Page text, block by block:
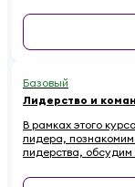
репутации? Если вы
волонтёром, этот
Базовый
Лидерство и
В рамках этого
лидера,
лидерства,
лидерских качеств.